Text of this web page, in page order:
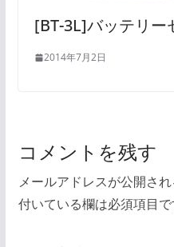
[BT-3L]バッテリー
2014年7月2日
コメントを残す
メールアドレスが公開され
付いている欄は必須項目で